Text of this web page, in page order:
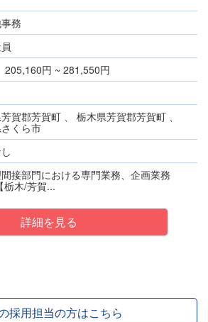
務
205,160円 ~ 281,550円
賀郡芳賀町 、 栃木県芳賀郡芳賀町 、
くら市
接部門における専門業務、企画業務
栃木/芳賀...
詳細を見る
採用担当の方はこちら